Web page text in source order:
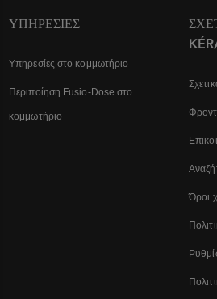
ΥΠΗΡΕΣΊΕΣ
Υπηρεσίες στο κομμωτήριο
Περιποίηση Fusio-Dose στο
κομμωτήριο
Όροι